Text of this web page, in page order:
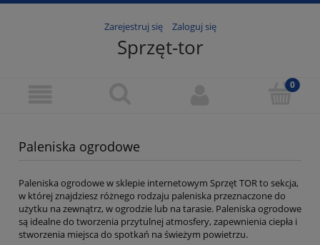
Zarejestruj się Zaloguj się
Sprzęt-tor
Paleniska ogrodowe
Paleniska ogrodowe w sklepie internetowym Sprzęt TOR to sekcja,
w której znajdziesz różnego rodzaju paleniska przeznaczone do
użytku na zewnątrz, w ogrodzie lub na tarasie. Paleniska ogrodowe
są idealne do tworzenia przytulnej atmosfery, zapewnienia ciepła i
stworzenia miejsca do spotkań na świeżym powietrzu.